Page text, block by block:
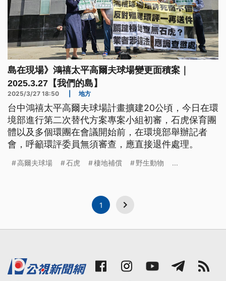
島在現場》鴻禧太平高爾夫球場變更面積案｜​
2025.3.27【我們的島】
2025/3/27 18:50 地方
台中鴻禧太平高爾夫球場計畫擴建20公頃，今日在環
境部進行第二次替代方案專案小組初審，石虎保育團
體以及多個環團在會議開始前，在環境部舉辦記者
會，呼籲環評委員無須審查，應直接退件處理。
高爾夫球場 石虎 棲地補償 野生動物 ...
1